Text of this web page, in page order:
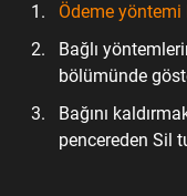
Ödeme
Bağlı
bölümünde
Bağını
pencereden Sil